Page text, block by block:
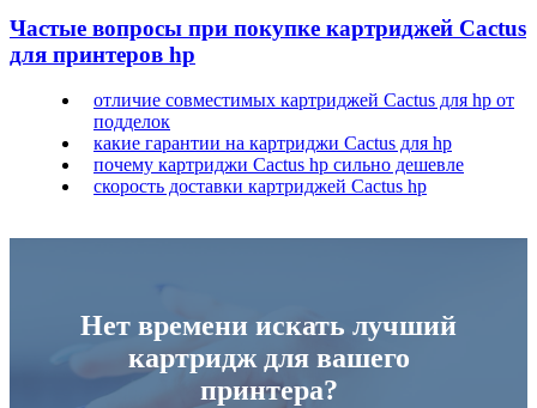
Частые вопросы при покупке картриджей Cactus
для принтеров hp
отличие совместимых картриджей Cactus для hp от
подделок
какие гарантии на картриджи Cactus для hp
почему картриджи Cactus hp сильно дешевле
скорость доставки картриджей Cactus hp
Нет времени искать лучший
картридж для вашего
принтера?